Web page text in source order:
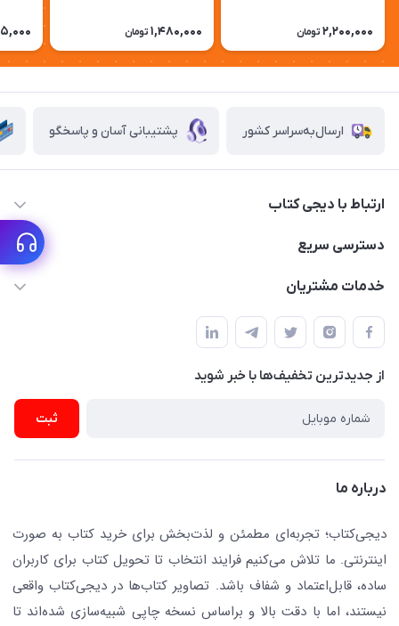
2,200,000 تومان 1,480,000 تومان
ارسال‌به‌سراسر کشور پشتیبانی آسان و پاسخگو
ارتباط با دیجی کتاب
021-66483376
پلیس امنیت .پلاک 150 (🚷 فروش فقط به صورت آنلاین)
دسترسی سریع
کتاب (دسته‌بندی)
ناشران همکار
نویسندگان و مترجمان
کافه دیجی کتاب
جستجو در سایت
کتابیاب
خدمات مشتریان
راهنما
پیگیری سفارشات
رهگیری مرسولات پستی
ارسال تیکت پشتیبانی
از جدید‌ترین تخفیف‌ها با‌ خبر شوید
ثبت
درباره ما
دیجی‌کتاب؛ تجربه‌ای مطمئن و لذت‌بخش برای خرید کتاب به صورت
اینترنتی. ما تلاش می‌کنیم فرایند انتخاب تا تحویل کتاب برای کاربران
ساده، قابل‌اعتماد و شفاف باشد. تصاویر کتاب‌ها در دیجی‌کتاب واقعی
نیستند، اما با دقت بالا و براساس نسخه چاپی شبیه‌سازی شده‌اند تا